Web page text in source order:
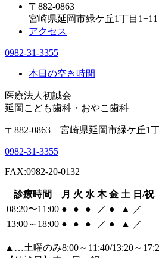
〒882-0863
宮崎県延岡市緑ケ丘1丁目1−11
アクセス
0982-31-3355
本日の空き時間
医療法人初誠会
延岡こども歯科・おやこ歯科
〒882-0863 宮崎県延岡市緑ケ丘1
0982-31-3355
FAX:0982-20-0132
診療時間 月 火 水 木 金 土 日/祝
08:20〜11:00 ● ● ● ／ ● ▲
／
13:00～18:00 ● ● ● ／ ● ▲ ／
▲ …土曜のみ8:00～11:40/13:20～